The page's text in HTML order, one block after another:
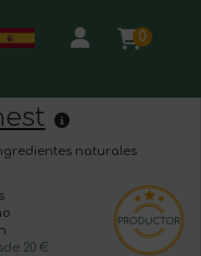
0
naturales
20 €